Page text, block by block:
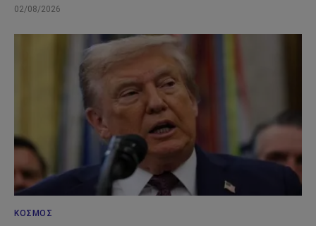
02/08/2026
ΚΌΣΜΟΣ